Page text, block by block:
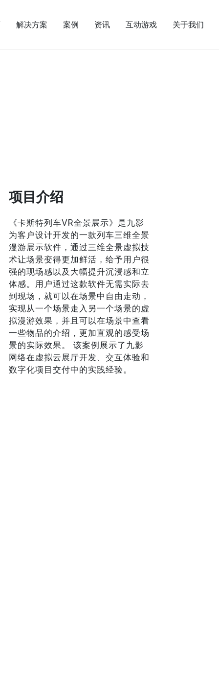
解决方案 案例 资讯 互动游戏 关于我们
项目介绍
《卡斯特列车VR全景展示》是九影
为客户设计开发的一款列车三维全景
漫游展示软件，通过三维全景虚拟技
术让场景变得更加鲜活，给予用户很
强的现场感以及大幅提升沉浸感和立
体感。用户通过这款软件无需实际去
到现场，就可以在场景中自由走动，
实现从一个场景走入另一个场景的虚
拟漫游效果，并且可以在场景中查看
一些物品的介绍，更加直观的感受场
景的实际效果。 该案例展示了九影
网络在虚拟云展厅开发、交互体验和
数字化项目交付中的实践经验。